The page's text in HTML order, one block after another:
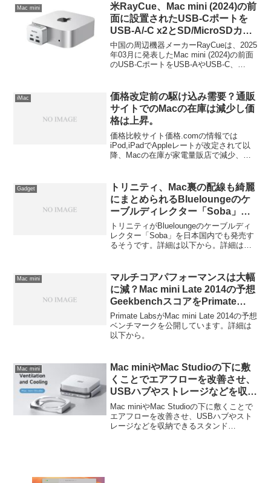
Mac mini
米RayCue、Mac mini (2024)の前
面に設置されたUSB-Cポートを
USB-A/-C x2とSD/MicroSDカー
ドリーダーへ変換できるUSB-C
ハブ「RayCue MiniPack」を発
売。
中国の周辺機器メーカーRayCueは、2025
年03月に発表したMac mini (2024)の前面
のUSB-CポートをUSB-AやUSB-C、
Expansion Dock for Mac mini (以下、
RayCue MiniPack)」を米Amazon.comの
公式ストアで発売しています。
iMac
価格改定前の駆け込み需要？通販
サイトでのMacの在庫は減少し価
格は上昇。
価格比較サイト価格.comの情報では
iPod,iPadでAppleレートが改定されて以
降、Macの在庫が家電量販店で減少、そ
Gadget
トリニティ、Mac裏の配線も綺麗
にまとめられるBlueloungeのケ
ーブルディレクター「Soba」を
日本国内でも発売開始。
トリニティがBlueloungeのケーブルディ
レクター「Soba」を日本国内でも発売す
るそうです。詳細は以下から。詳細は以
Mac mini
マルチコアパフォーマンスは大幅
に減？Mac mini Late 2014の予想
GeekbenchスコアをPrimate
Labsが公開。
Primate LabsがMac mini Late 2014の予想
ベンチマークを公開しています。詳細は
以下から。
Mac mini
Mac miniやMac Studioの下に敷
くことでエアフローを改善させ、
USBハブやストレージなどを収納
できるスタンド「Hagibis
MMS02デスクトップスタンド」
が日本でも発売。
Mac miniやMac Studioの下に敷くことで
エアフローを改善させ、USBハブやスト
レージなどを収納できるスタンド